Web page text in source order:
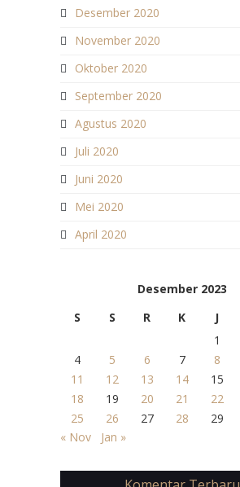
Desember 2020
November 2020
Oktober 2020
September 2020
Agustus 2020
Juli 2020
Juni 2020
Mei 2020
April 2020
Desember 2023
S
S R K J
1
4
5 6 7 8
11
12 13 14 15
18
19 20 21 22
25
26 27 28 29
« Nov
Jan »